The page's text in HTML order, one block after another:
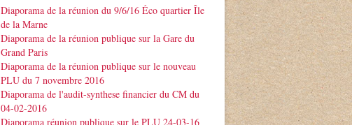
Diaporama de la réunion du 9/6/16 Éco quartier Île
de la Marne
Diaporama de la réunion publique sur la Gare du
Grand Paris
Diaporama de la réunion publique sur le nouveau
PLU du 7 novembre 2016
Diaporama de l'audit-synthese financier du CM du
04-02-2016
Diaporama réunion publique sur le PLU 24-03-16